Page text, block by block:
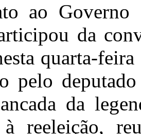
ao Governo
da
quarta-
pelo
da
reeleição,